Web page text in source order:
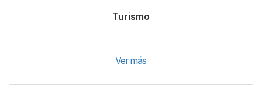
Turismo
Ver más